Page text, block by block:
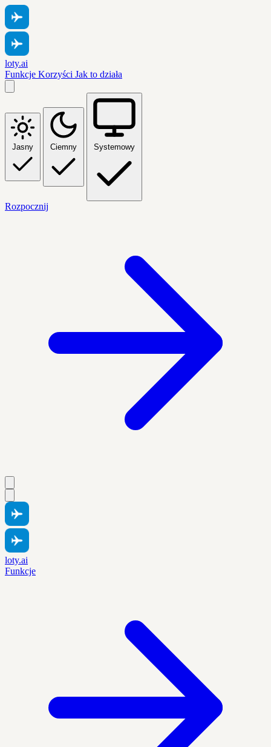
loty.ai
Funkcje Korzyści Jak to działa
Jasny Ciemny Systemowy
Rozpocznij
loty.ai
Funkcje